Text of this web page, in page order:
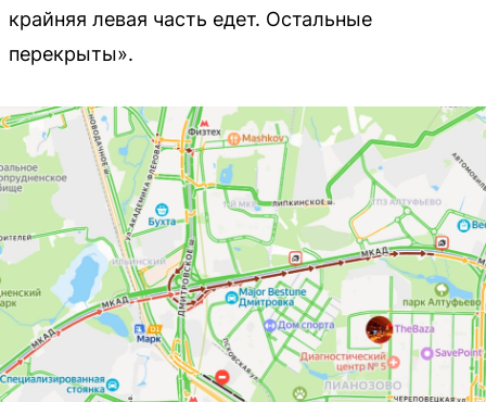
крайняя левая часть едет. Остальные
перекрыты».